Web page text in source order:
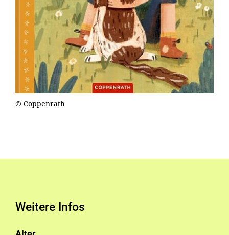
© Coppenrath
Weitere Infos